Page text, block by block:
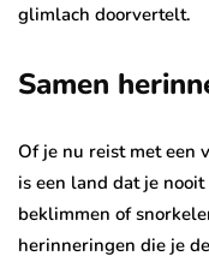
glimlach doorvertelt.
Samen
Of je nu reist met een
is een land dat je
beklimmen of
herinneringen die je